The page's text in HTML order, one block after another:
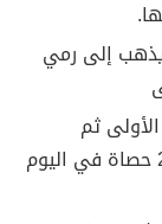
ذي الحجة يذهب إلى رمي
ثم
الوسطى ثم الصغرى ليكون مجموعهم 21 حصاة في اليوم